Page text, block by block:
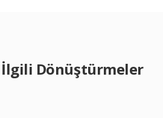
İlgili Dönüştürmeler